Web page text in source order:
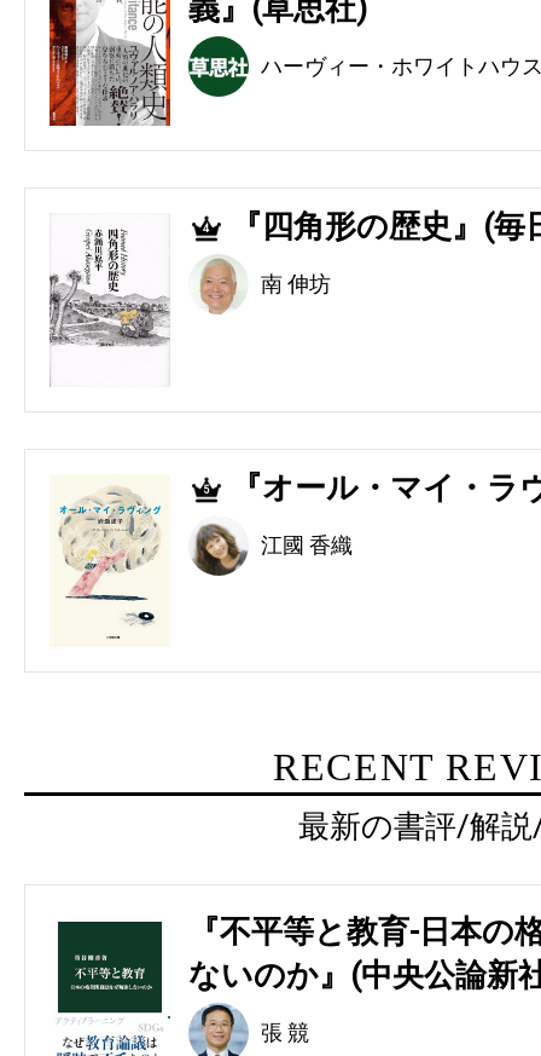
義』(草思社)
ハーヴィー・ホワイトハウ
4 『四角形の歴史』(毎
南 伸坊
5 『オール・マイ・ラ
江國 香織
RECENT
最新の書評/解
『不平等と教育-日本の
ないのか』(中央公論新
張 競